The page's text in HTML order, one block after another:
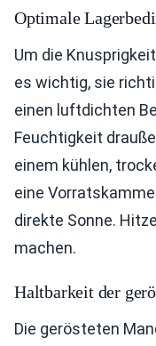
Optimale
Um die
es wichtig, sie
einen luftdichten
Feuchtigkeit
einem kühlen,
eine
direkte Sonne.
machen.
Haltbarkeit der
Die gerösteten